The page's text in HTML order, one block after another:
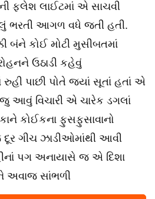
ફ્લેશ લાઈટમાં એ સાચવી
ભરતી આગળ વધે જતી હતી.
બંને કોઈ મોટી મુસીબતમાં
ઉઠાડી કહેવું
પાછી પોતે જ્યાં સૂતાં હતાં એ
આવું વિચારી એ ચારેક ડગલાં
કોઈકના ફુસફુસાવાનો
ગીચ ઝાડીઓમાંથી આવી
પગ અનાયાસે જ એ દિશા
અવાજ સાંભળી